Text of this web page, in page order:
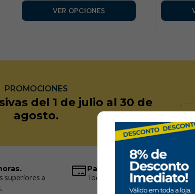
VER OPCIONES
PROMOCIONES
del 1 de julio al 30 de
agosto.
superiores a
Pagos seguros
Todos los pagos en la tienda son